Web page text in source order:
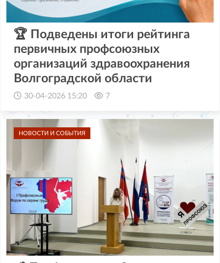
🏆 Подведены итоги рейтинга
первичных профсоюзных
организаций здравоохранения
Волгоградской области
30-04-2026 15:20 7
НОВОСТИ И СОБЫТИЯ